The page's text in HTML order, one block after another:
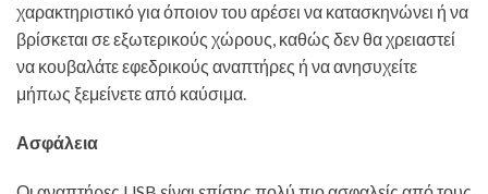
χαρακτηριστικό για όποιον του αρέσει να κατασκηνώνει ή να
βρίσκεται σε εξωτερικούς χώρους, καθώς δεν θα χρειαστεί
να κουβαλάτε εφεδρικούς αναπτήρες ή να ανησυχείτε
μήπως ξεμείνετε από καύσιμα.
Ασφάλεια